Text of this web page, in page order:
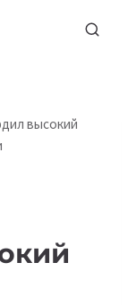
высокий